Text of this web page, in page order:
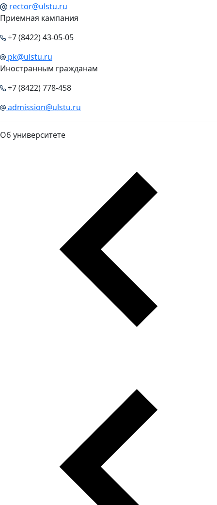
rector@ulstu.ru
Приемная кампания
+7 (8422) 43-05-05
pk@ulstu.ru
Иностранным гражданам
+7 (8422) 778-458
admission@ulstu.ru
Об университете